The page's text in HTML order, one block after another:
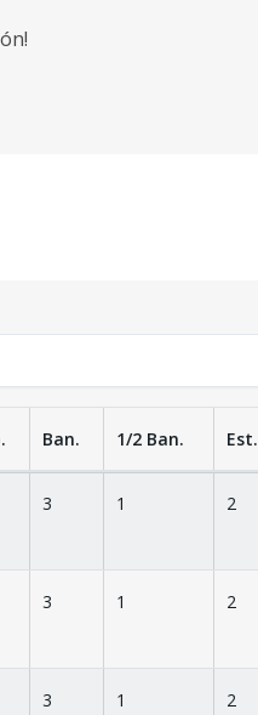
Ban. 1/2 Ban. Est.
3 1 2
3 1 2
3 1 2